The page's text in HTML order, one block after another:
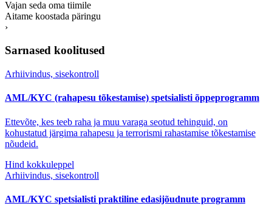
Vajan seda oma tiimile
Aitame koostada päringu
›
Sarnased koolitused
Arhiivindus, sisekontroll
AML/KYC (rahapesu tõkestamise) spetsialisti õppeprogramm
Ettevõte, kes teeb raha ja muu varaga seotud tehinguid, on
kohustatud järgima rahapesu ja terrorismi rahastamise tõkestamise
nõudeid.
Hind kokkuleppel
Arhiivindus, sisekontroll
AML/KYC spetsialisti praktiline edasijõudnute programm